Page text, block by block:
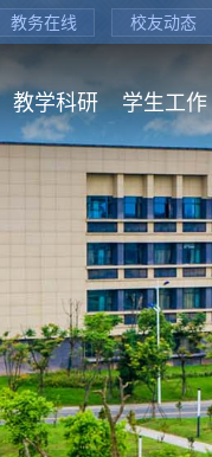
教务在线 校友动态
教学科研 学生工作